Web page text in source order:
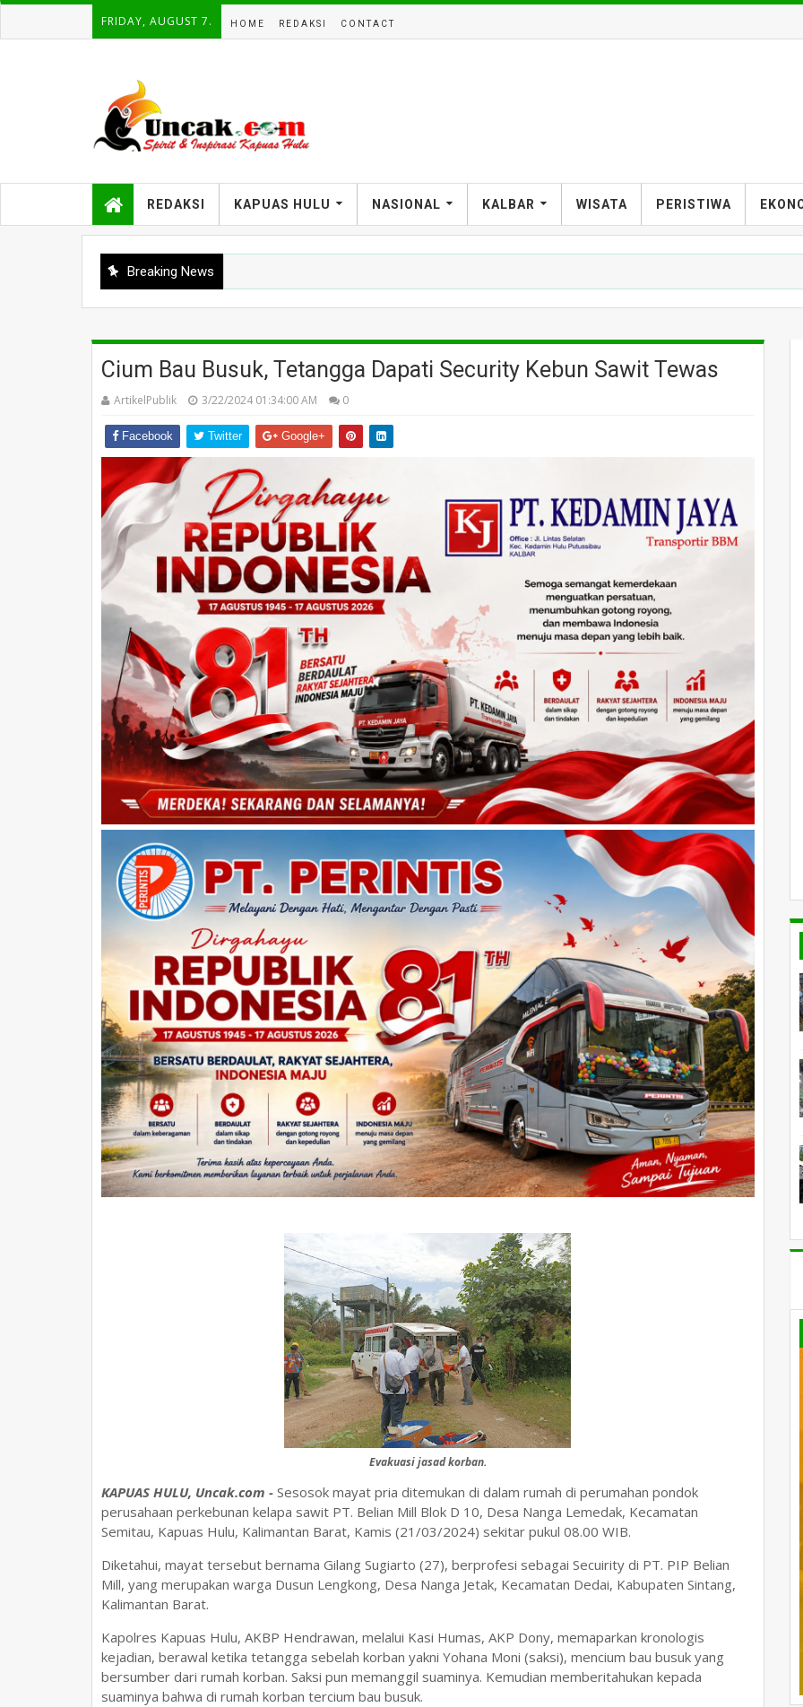
FRIDAY, AUGUST 7. HOME REDAKSI CONTACT
REDAKSI KAPUAS HULU NASIONAL KALBAR WISATA PERISTIWA
Breaking News
Cium Bau Busuk, Tetangga Dapati Security Kebun Sawit Tewas
ArtikelPublik 3/22/2024 01:34:00 AM 0
Facebook Twitter Google+
Evakuasi jasad korban.
KAPUAS HULU, Uncak.com - Sesosok mayat pria ditemukan di dalam rumah di perumahan pondok
perusahaan perkebunan kelapa sawit PT. Belian Mill Blok D 10, Desa Nanga Lemedak, Kecamatan
Semitau, Kapuas Hulu, Kalimantan Barat, Kamis (21/03/2024) sekitar pukul 08.00 WIB.
Diketahui, mayat tersebut bernama Gilang Sugiarto (27), berprofesi sebagai Secuirity di PT. PIP Belian
Mill, yang merupakan warga Dusun Lengkong, Desa Nanga Jetak, Kecamatan Dedai, Kabupaten Sintang,
Kalimantan Barat.
Kapolres Kapuas Hulu, AKBP Hendrawan, melalui Kasi Humas, AKP Dony, memaparkan kronologis
kejadian, berawal ketika tetangga sebelah korban yakni Yohana Moni (saksi), mencium bau busuk yang
bersumber dari rumah korban. Saksi pun memanggil suaminya. Kemudian memberitahukan kepada
suaminya bahwa di rumah korban tercium bau busuk.